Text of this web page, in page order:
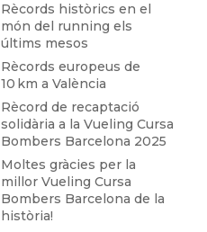
Rècords històrics en el
món del running els
últims mesos
Rècords europeus de
10 km a València
Rècord de recaptació
solidària a la Vueling Cursa
Bombers Barcelona 2025
Moltes gràcies per la
millor Vueling Cursa
Bombers Barcelona de la
història!